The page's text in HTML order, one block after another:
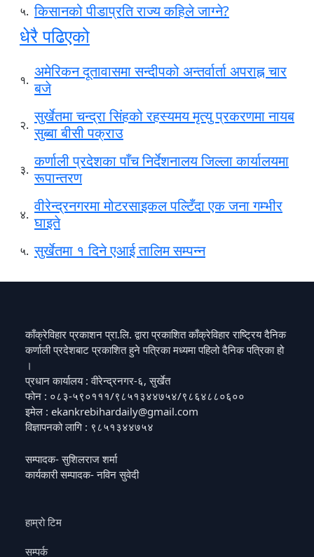
५. किसानको पीडाप्रति राज्य कहिले जाग्ने?
धेरै पढिएको
१. अमेरिकन दूतावासमा सन्दीपको अन्तर्वार्ता अपराह्न चार
बजे
२. सुर्खेतमा चन्द्रा सिंहको रहस्यमय मृत्यु प्रकरणमा नायब
सुब्बा बीसी पक्राउ
३. कर्णाली प्रदेशका पाँच निर्देशनालय जिल्ला कार्यालयमा
रूपान्तरण
४. वीरेन्द्रनगरमा मोटरसाइकल पल्टिँदा एक जना गम्भीर
घाइते
५. सुर्खेतमा १ दिने एआई तालिम सम्पन्न
काँक्रेविहार प्रकाशन प्रा.लि. द्वारा प्रकाशित काँक्रेविहार राष्ट्रिय दैनिक
कर्णाली प्रदेशबाट प्रकाशित हुने पत्रिका मध्यमा पहिलो दैनिक पत्रिका हो
।
प्रधान कार्यालय : वीरेन्द्रनगर-६, सुर्खेत
फोन : ०८३-५९०१११/९८५१३४४७५४/९८६४८८०६००
इमेल : ekankrebihardaily@gmail.com
विज्ञापनको लागि : ९८५१३४४७५४
सम्पादक- सुशिलराज शर्मा
कार्यकारी सम्पादक- नविन सुवेदी
हाम्रो टिम
सम्पर्क